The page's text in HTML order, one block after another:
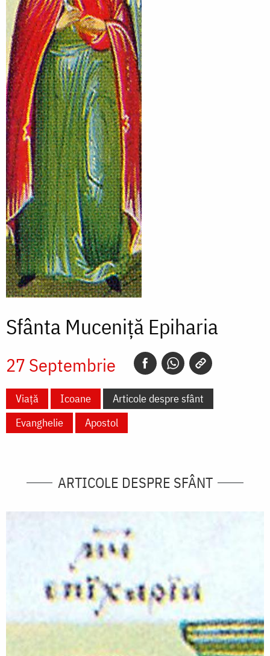
Sfânta Muceniță Epiharia
27 Septembrie
Viață Icoane
Articole despre sfânt
Evanghelie
Apostol
ARTICOLE DESPRE SFÂNT